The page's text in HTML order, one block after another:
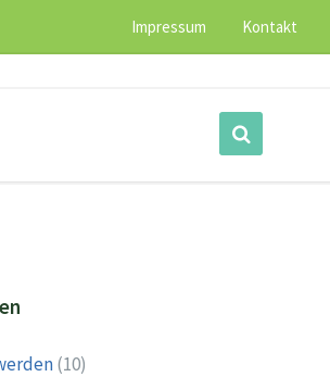
Impressum Kontakt
(10)